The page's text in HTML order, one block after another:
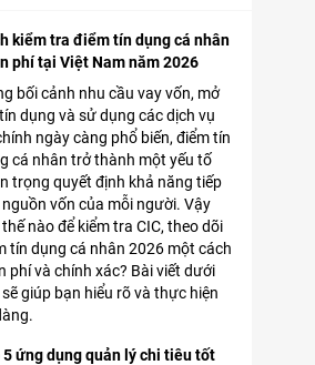
kiểm tra điểm tín dụng cá nhân
phí tại Việt Nam năm 2026
bối cảnh nhu cầu vay vốn, mở
dụng và sử dụng các dịch vụ
ngày càng phổ biến, điểm tín
cá nhân trở thành một yếu tố
trọng quyết định khả năng tiếp
vốn của mỗi người. Vậy
thế nào để kiểm tra CIC, theo dõi
tín dụng cá nhân 2026 một cách
phí và chính xác? Bài viết dưới
giúp bạn hiểu rõ và thực hiện
5 ứng dụng quản lý chi tiêu tốt